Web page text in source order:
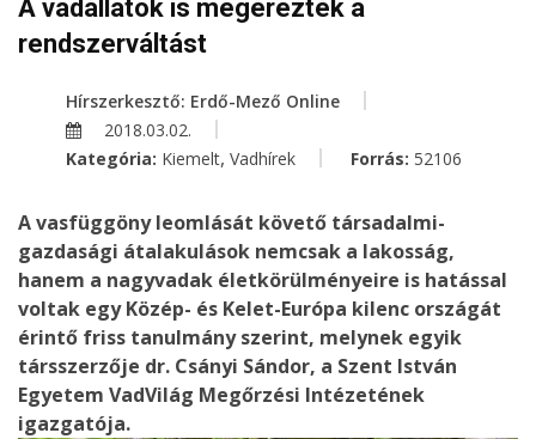
A vadállatok is megérezték a
rendszerváltást
Hírszerkesztő: Erdő-Mező Online
2018.03.02.
Kategória: Kiemelt, Vadhírek Forrás: 52106
A vasfüggöny leomlását követő társadalmi-
gazdasági átalakulások nemcsak a lakosság,
hanem a nagyvadak életkörülményeire is hatással
voltak egy Közép- és Kelet-Európa kilenc országát
érintő friss tanulmány szerint, melynek egyik
társszerzője dr. Csányi Sándor, a Szent István
Egyetem VadVilág Megőrzési Intézetének
igazgatója.